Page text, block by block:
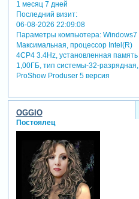
1 месяц 7 дней
Последний визит:
06-08-2026 22:09:08
Параметры компьютера:Windows7
Максимальная, процессор Intel(R)
4CP4 3.4Hz, установленная память
1,00ГБ, тип системы-32-разрядная,
ProShow Produser 5 версия
OGGIO
Постоялец